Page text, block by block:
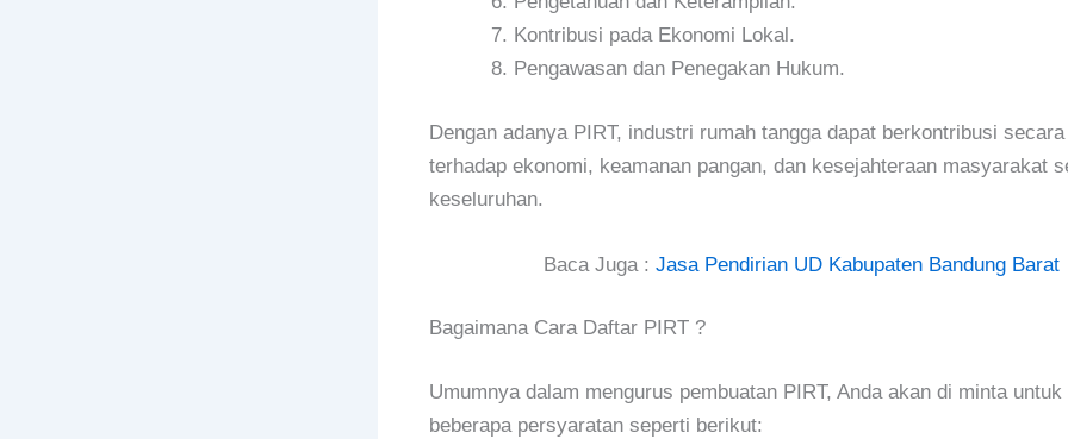
Kontribusi pada Ekonomi Lokal.
Pengawasan dan Penegakan Hukum.
Dengan adanya PIRT, industri rumah tangga dapat berkontribusi
terhadap ekonomi, keamanan pangan, dan kesejahteraan masyarakat
keseluruhan.
Baca Juga : Jasa Pendirian UD Kabupaten Bandung Barat
Bagaimana Cara Daftar PIRT ?
Umumnya dalam mengurus pembuatan PIRT, Anda akan di minta untuk
beberapa persyaratan seperti berikut: